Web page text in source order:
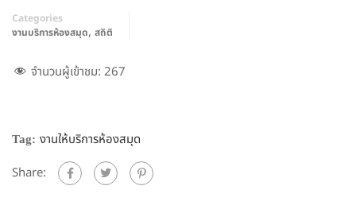
Categories
งานบริการห้องสมุด, สถิติ
จำนวนผู้เข้าชม: 267
Tag: งานให้บริการห้องสมุด
Share: